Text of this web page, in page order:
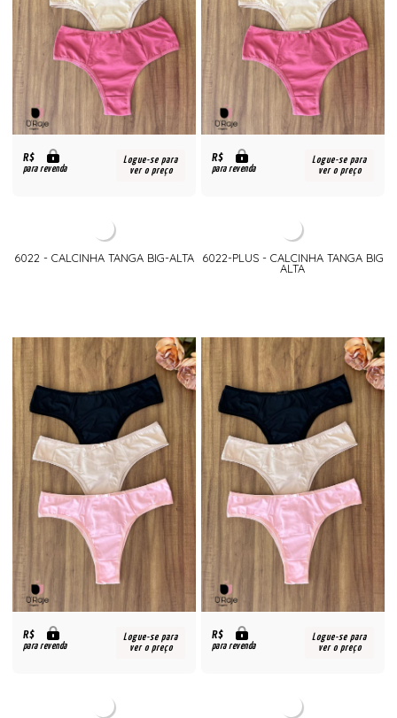
R$
para revenda
Logue-se para
ver o preço
6022 - CALCINHA TANGA BIG-ALTA
R$
para revenda
Logue-se para
ver o preço
6022-PLUS - CALCINHA TANGA BIG
ALTA
R$
para revenda
Logue-se para
ver o preço
R$
para revenda
Logue-se para
ver o preço